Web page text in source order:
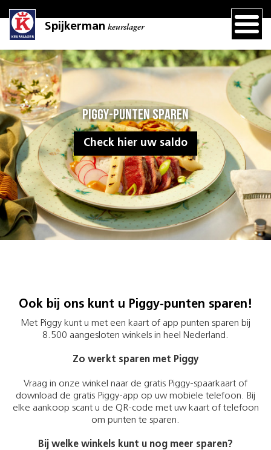
Spijkerman keurslager
Piggy-punten sparen
Check hier uw saldo
Ook bij ons kunt u Piggy-punten sparen!
Met Piggy kunt u met een kaart of app punten sparen bij
8.500 aangesloten winkels in heel Nederland.
Zo werkt sparen met Piggy
Vraag in onze winkel naar de gratis Piggy-spaarkaart of
download de gratis Piggy-app op uw mobiele telefoon. Bij
elke aankoop scant u de QR-code met uw kaart of telefoon
om punten te sparen.
Bij welke winkels kunt u nog meer sparen?